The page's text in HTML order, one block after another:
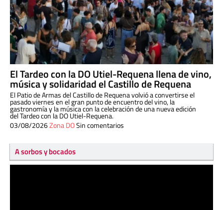
El Tardeo con la DO Utiel-Requena llena de vino,
música y solidaridad el Castillo de Requena
El Patio de Armas del Castillo de Requena volvió a convertirse el
pasado viernes en el gran punto de encuentro del vino, la
gastronomía y la música con la celebración de una nueva edición
del Tardeo con la DO Utiel-Requena.
03/08/2026Zona DOSin comentarios
A sorbos y bocados